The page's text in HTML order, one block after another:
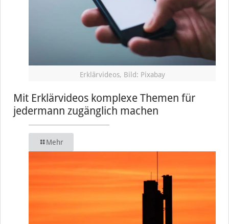
Erklärvideos, Bild: Pixabay
Mit Erklärvideos komplexe Themen für
jedermann zugänglich machen
Mehr